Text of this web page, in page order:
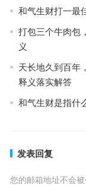
和气生财打一最
打包三个牛肉包
义
天长地久到百年
释义落实解答
和气生财是指什
发表回复
您的邮箱地址不会被